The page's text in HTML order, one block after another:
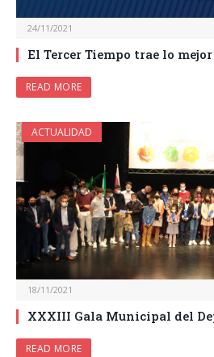
24/11/2021
El Tercer Tiempo trae lo
READ MORE
ACTUALIDAD
18/11/2021
XXXIII Gala Municipal del
READ MORE